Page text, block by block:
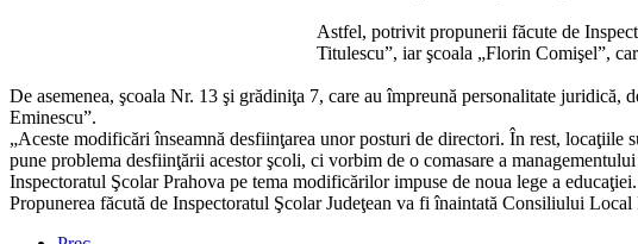
Astfel, potrivit propunerii făcute de
Titulescu”, iar şcoala „Florin Comişel”,
De asemenea, şcoala Nr. 13 şi grădiniţa 7, care au împreună personalitate
Eminescu”.
„Aceste modificări înseamnă desfiinţarea unor posturi de directori. În rest, locaţiile
pune problema desfiinţării acestor şcoli, ci vorbim de o comasare a
Inspectoratul Şcolar Prahova pe tema modificărilor impuse de noua lege a educaţiei.
Propunerea făcută de Inspectoratul Şcolar Judeţean va fi înaintată Consiliului